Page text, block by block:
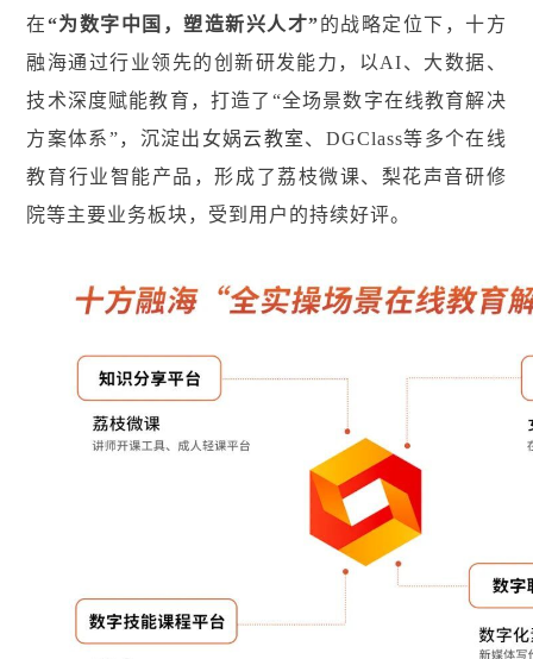
在“为数字中国，塑造新兴人才”的战略定位下，十方
融海通过行业领先的创新研发能力，以AI、大数据、
技术深度赋能教育，打造了“全场景数字在线教育解决
方案体系”，沉淀出女娲云教室、DGClass等多个在线
教育行业智能产品，形成了荔枝微课、梨花声音研修
院等主要业务板块，受到用户的持续好评。